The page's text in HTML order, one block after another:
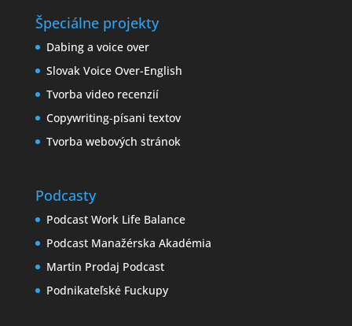
Špeciálne projekty
Dabing a voice over
Slovak Voice Over-English
Tvorba video recenzií
Copywriting-písani textov
Tvorba webových stránok
Podcasty
Podcast Work Life Balance
Podcast Manažérska Akadémia
Martin Prodaj Podcast
Podnikateľské Fuckupy